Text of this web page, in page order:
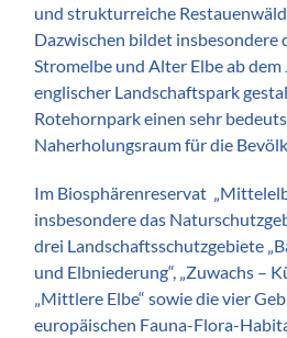
und strukturreiche
Dazwischen bildet insbesondere
Stromelbe und Alter Elbe ab dem
englischer Landschaftspark
Rotehornpark einen sehr
Naherholungsraum für die
Im Biosphärenreservat
insbesondere das
drei Landschaftsschutzgebiete
und Elbniederung“, „Zuwachs –
„Mittlere Elbe“ sowie die vier
europäischen Fauna-Flora-